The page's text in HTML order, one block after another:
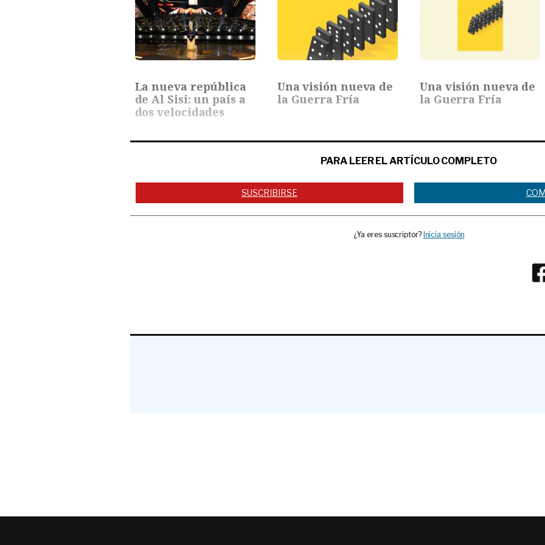
La nueva república
de Al Sisi: un país a
dos velocidades
Una visión nueva de
la Guerra Fría
Una visión nueva de
la Guerra Fría
PARA LEER EL ARTÍCULO COMPLETO
SUSCRIBIRSE
¿Ya eres suscriptor? Inicia sesión